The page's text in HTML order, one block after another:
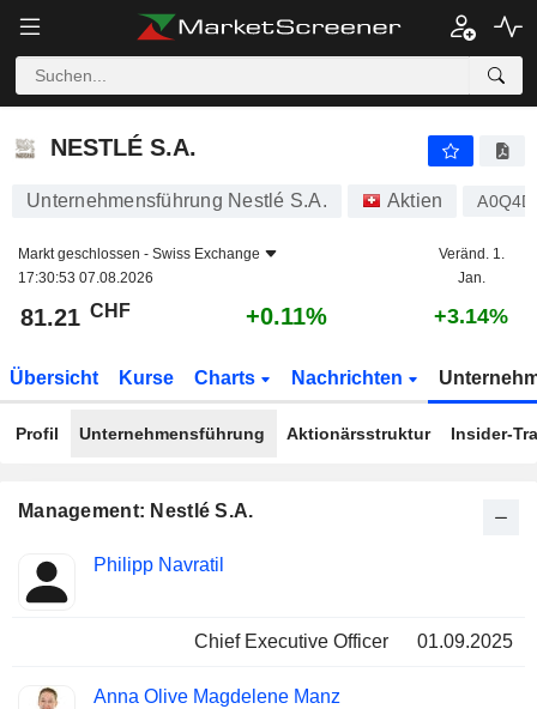
NESTLÉ S.A.
NESTLÉ S.A.
Unternehmensführung Nestlé S.A. Aktien
Markt geschlossen - Swiss Exchange
17:30:53 07.08.2026
Veränd. 1.
Jan.
81.21 CHF +0.11% +3.14%
Übersicht Kurse Charts Nachrichten
Profil Unternehmensführung Aktionärsstruktur Insider-
Management: Nestlé S.A.
Manager
Besetzte
Positionen
Philipp Navratil
Chief Executive Officer 01.09.2025
Anna Olive Magdelene Manz